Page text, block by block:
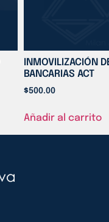
INMOVILIZACIÓN
BANCARIAS ACT
$500.00
Añadir al carrito